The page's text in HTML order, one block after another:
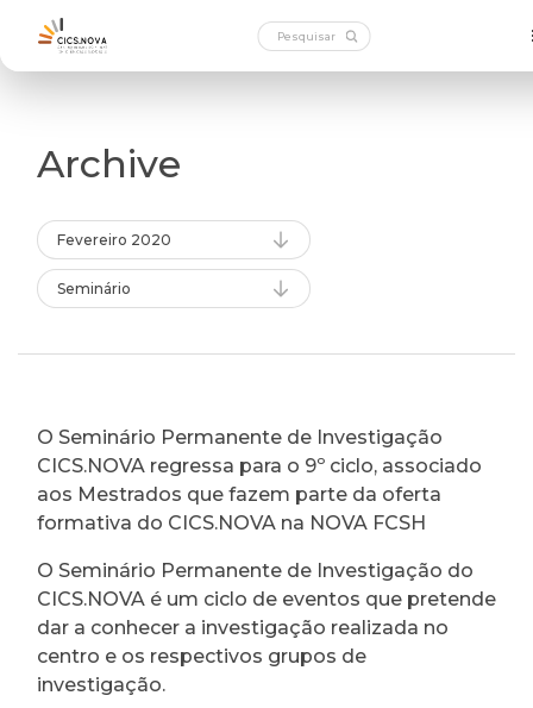
Archive
Fevereiro 2020
Seminário
O Seminário Permanente de Investigação
CICS.NOVA regressa para o 9º ciclo, associado
aos Mestrados que fazem parte da oferta
formativa do CICS.NOVA na NOVA FCSH
O Seminário Permanente de Investigação do
CICS.NOVA é um ciclo de eventos que pretende
dar a conhecer a investigação realizada no
centro e os respectivos grupos de
investigação.